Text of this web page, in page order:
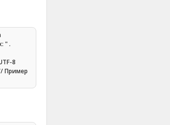
" .
8
Пример